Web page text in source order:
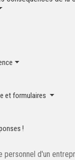
et formulaires
!
personnel d'un